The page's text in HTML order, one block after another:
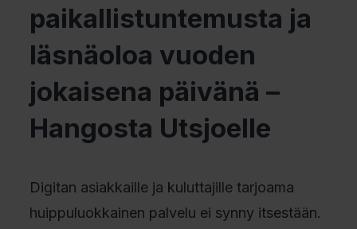
paikallistuntemusta ja
läsnäoloa vuoden
jokaisena päivänä –
Hangosta Utsjoelle
Digitan asiakkaille ja kuluttajille tarjoama
huippuluokkainen palvelu ei synny itsestään.